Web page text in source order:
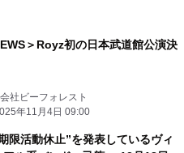
＞Royz初の日本武道館公演決
社ビーフォレスト
年11月4日 09:00
限活動休止”を発表しているヴィ